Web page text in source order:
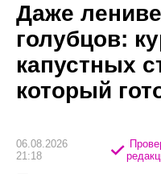
Даже
голубцов:
капустных
который
06.08.2026
21:18